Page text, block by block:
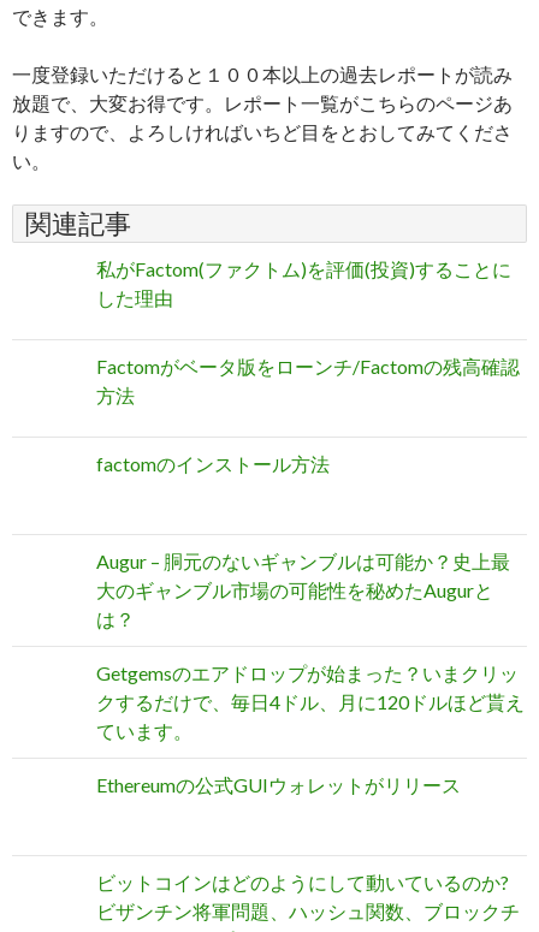
できます。
一度登録いただけると１００本以上の過去レポートが読み
放題で、大変お得です。レポート一覧がこちらのページあ
りますので、よろしければいちど目をとおしてみてくださ
い。
関連記事
私がFactom(ファクトム)を評価(投資)することに
した理由
Factomがベータ版をローンチ/Factomの残高確認
方法
factomのインストール方法
Augur – 胴元のないギャンブルは可能か？史上最
大のギャンブル市場の可能性を秘めたAugurと
は？
Getgemsのエアドロップが始まった？いまクリッ
クするだけで、毎日4ドル、月に120ドルほど貰え
ています。
Ethereumの公式GUIウォレットがリリース
ビットコインはどのようにして動いているのか?
ビザンチン将軍問題、ハッシュ関数、ブロックチ